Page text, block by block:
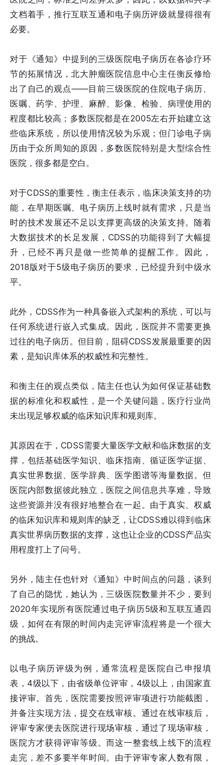
文档着手，推行互联互通和电子病历评级就显得很有
必要。
对于《通知》中提到的三级医院电子病历在各诊疗环
节的拓展情况，北大肿瘤医院信息中心主任衡反修给
出了自己的观点——目前三级医院的住院电子病历、
医嘱、药学、护理、麻醉、影像、检验、病理使用的
程度都比较高；多数医院都是在2005左右开始建立这
些临床系统，所以使用情况较为乐观；但门诊电子病
历由于众所周知的原因，多数医院特别是大型综合性
医院，很多都是空白。
对于CDSS的重要性，衡主任表示，临床决策支持的功
能，在早期医嘱、电子病历上线时就有需求，只是当
时的技术发展还不足以支撑更高级的决策支持。随着
大数据技术的长足发展，CDSS的功能得到了大幅提
升，已经不再只是做一些简单的提醒工作。因此，
2018版对于5级电子病历的要求，已经提升到中级水
平。
此外，CDSS作为一种具备嵌入式架构的系统，可以与
任何系统进行嵌入式集成。因此，医院并不需要更换
过往的电子病历。但目前，阻碍CDSS发展最重要的因
素，是知识库体系的权威性和完整性。
和衡主任的观点类似，陆主任也认为如何保证基础数
据的标准化和权威性，是一个关键问题，医疗行业尚
未出现足够权威的临床知识库和规则库。
其原因在于，CDSS需要大量医学文献和临床数据的支
撑，包括基础医学知识、临床指南、循证医学证据、
真实世界数据、医学辞典、医学图谱等海量数据。但
医院内部数据彼此独立，医院之间信息共享难，导致
这些资源并没有很好地整合在一起。由于真实、权威
的临床知识库和规则库的缺乏，让CDSS难以得到临床
真实世界病历数据的支撑，这也让企业的CDSS产品实
用程度打上了问号。
另外，陆主任也针对《通知》中时间点的问题，谈到
了自己的隐忧，她认为，三级医院数量并不少，要到
2020年实现所有医院通过电子病历5级和互联互通四
级，如何在有限的时间内走完评审流程将是一个很大
的挑战。
以电子病历评级为例，通常流程是医院自己申报填
表，4级以下，由省级单位评审，4级以上，由国家直
接评审。首先，医院需要按照评审项进行功能截图，
并备注实现方法，提交在线审核。通过在线审核后，
评审专家便去医院进行现场审核，通过了现场审核，
医院方才获得评审等级。而这一整套线上线下的流程
走完，差不多要半年时间。由于评审专家人数有限，